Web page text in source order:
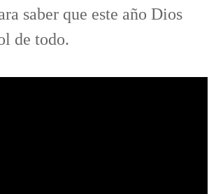
saber que este año Dios
de todo.